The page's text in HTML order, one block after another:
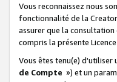
Vous reconnaissez nous
fonctionnalité de la
assurer que la consultation
compris la présente
Vous êtes tenu(e) d'utiliser
de Compte ») et un